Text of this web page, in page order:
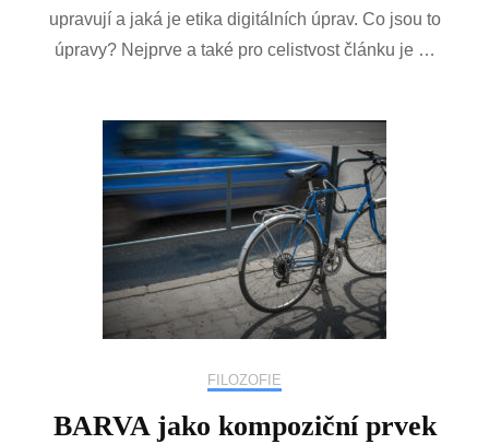
upravují a jaká je etika digitálních úprav. Co jsou to
úpravy? Nejprve a také pro celistvost článku je …
FILOZOFIE
BARVA jako kompoziční prvek